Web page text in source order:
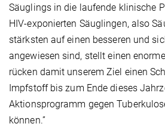
Säuglings in die laufende klinische
HIV-exponierten Säuglingen, also
stärksten auf einen besseren und
angewiesen sind, stellt einen
rücken damit unserem Ziel einen
Impfstoff bis zum Ende dieses
Aktionsprogramm gegen
können.”